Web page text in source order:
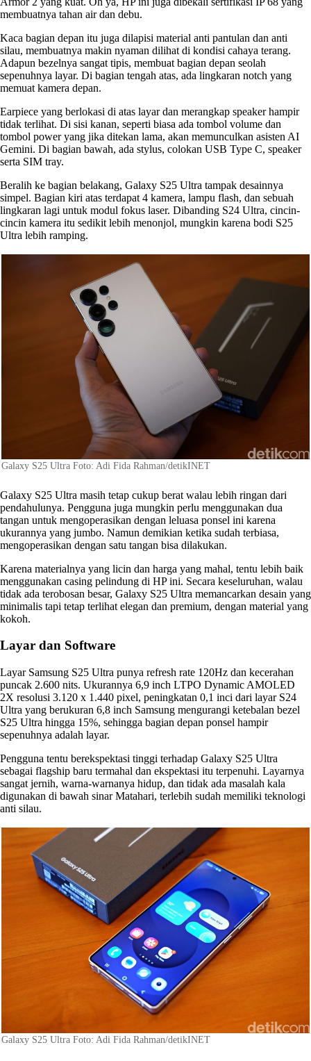
membuatnya tahan air dan debu.
Kaca bagian depan itu juga dilapisi material anti pantulan dan anti
silau, membuatnya makin nyaman dilihat di kondisi cahaya terang.
Adapun bezelnya sangat tipis, membuat bagian depan seolah
sepenuhnya layar. Di bagian tengah atas, ada lingkaran notch yang
memuat kamera depan.
Earpiece yang berlokasi di atas layar dan merangkap speaker hampir
tidak terlihat. Di sisi kanan, seperti biasa ada tombol volume dan
tombol power yang jika ditekan lama, akan memunculkan asisten AI
Gemini. Di bagian bawah, ada stylus, colokan USB Type C, speaker
serta SIM tray.
Beralih ke bagian belakang, Galaxy S25 Ultra tampak desainnya
simpel. Bagian kiri atas terdapat 4 kamera, lampu flash, dan sebuah
lingkaran lagi untuk modul fokus laser. Dibanding S24 Ultra, cincin-
cincin kamera itu sedikit lebih menonjol, mungkin karena bodi S25
Ultra lebih ramping.
Galaxy S25 Ultra Foto: Adi Fida Rahman/detikINET
Galaxy S25 Ultra masih tetap cukup berat walau lebih ringan dari
pendahulunya. Pengguna juga mungkin perlu menggunakan dua
tangan untuk mengoperasikan dengan leluasa ponsel ini karena
ukurannya yang jumbo. Namun demikian ketika sudah terbiasa,
mengoperasikan dengan satu tangan bisa dilakukan.
Karena materialnya yang licin dan harga yang mahal, tentu lebih baik
menggunakan casing pelindung di HP ini. Secara keseluruhan, walau
tidak ada terobosan besar, Galaxy S25 Ultra memancarkan desain yang
minimalis tapi tetap terlihat elegan dan premium, dengan material yang
kokoh.
Layar dan Software
Layar Samsung S25 Ultra punya refresh rate 120Hz dan kecerahan
puncak 2.600 nits. Ukurannya 6,9 inch LTPO Dynamic AMOLED
2X resolusi 3.120 x 1.440 pixel, peningkatan 0,1 inci dari layar S24
Ultra yang berukuran 6,8 inch Samsung mengurangi ketebalan bezel
S25 Ultra hingga 15%, sehingga bagian depan ponsel hampir
sepenuhnya adalah layar.
Pengguna tentu berekspektasi tinggi terhadap Galaxy S25 Ultra
sebagai flagship baru termahal dan ekspektasi itu terpenuhi. Layarnya
sangat jernih, warna-warnanya hidup, dan tidak ada masalah kala
digunakan di bawah sinar Matahari, terlebih sudah memiliki teknologi
anti silau.
Galaxy S25 Ultra Foto: Adi Fida Rahman/detikINET